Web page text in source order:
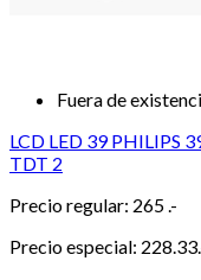
Fuera de
LCD LED 39 PHILIPS
TDT 2
Precio regular: 265 .-
Precio especial: